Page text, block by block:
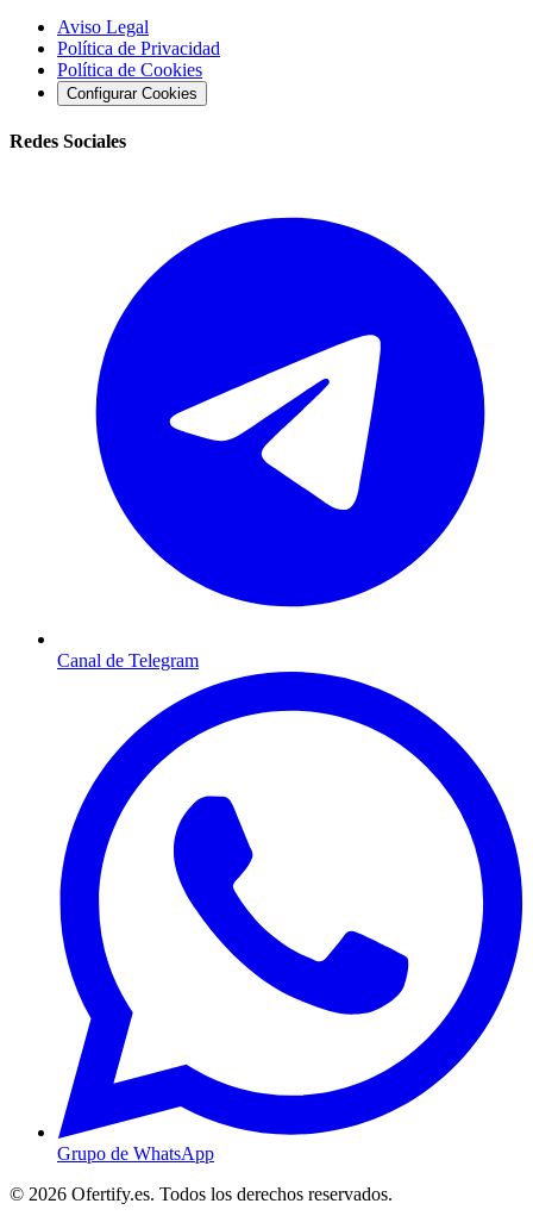
Aviso Legal
Política de Privacidad
Política de Cookies
Configurar Cookies
Redes Sociales
Canal de Telegram
Grupo de WhatsApp
© 2026 Ofertify.es. Todos los derechos reservados.